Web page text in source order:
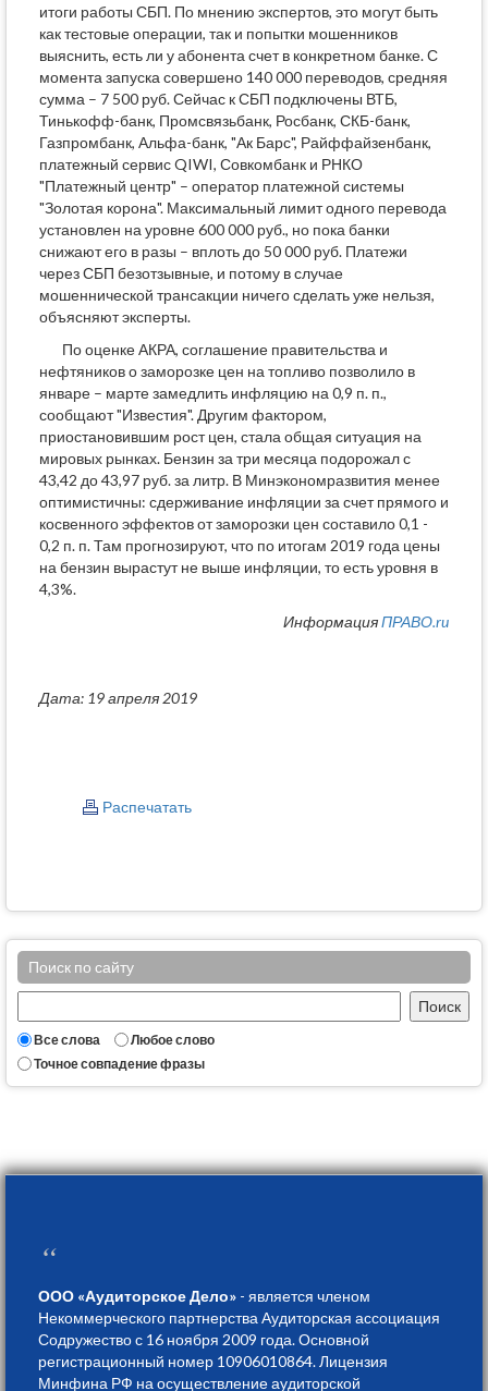
итоги работы СБП. По мнению экспертов, это могут быть
как тестовые операции, так и попытки мошенников
выяснить, есть ли у абонента счет в конкретном банке. С
момента запуска совершено 140 000 переводов, средняя
сумма – 7 500 руб. Сейчас к СБП подключены ВТБ,
Тинькофф-банк, Промсвязьбанк, Росбанк, СКБ-банк,
Газпромбанк, Альфа-банк, "Ак Барс", Райффайзенбанк,
платежный сервис QIWI, Совкомбанк и РНКО
"Платежный центр" – оператор платежной системы
"Золотая корона". Максимальный лимит одного перевода
установлен на уровне 600 000 руб., но пока банки
снижают его в разы – вплоть до 50 000 руб. Платежи
через СБП безотзывные, и потому в случае
мошеннической трансакции ничего сделать уже нельзя,
объясняют эксперты.
По оценке АКРА, соглашение правительства и
нефтяников о заморозке цен на топливо позволило в
январе – марте замедлить инфляцию на 0,9 п. п.,
сообщают "Известия". Другим фактором,
приостановившим рост цен, стала общая ситуация на
мировых рынках. Бензин за три месяца подорожал с
43,42 до 43,97 руб. за литр. В Минэкономразвития менее
оптимистичны: сдерживание инфляции за счет прямого и
косвенного эффектов от заморозки цен составило 0,1 -
0,2 п. п. Там прогнозируют, что по итогам 2019 года цены
на бензин вырастут не выше инфляции, то есть уровня в
4,3%.
ИнформацияПРАВО.ru
Дата: 19 апреля 2019
Распечатать
Поиск по сайту
Все слова
Любое слово
Точное совпадение фразы
“
ООО «Аудиторское Дело» - является членом
Некоммерческого партнерства Аудиторская ассоциация
Содружество с 16 ноября 2009 года. Основной
регистрационный номер 10906010864. Лицензия
Минфина РФ на осуществление аудиторской